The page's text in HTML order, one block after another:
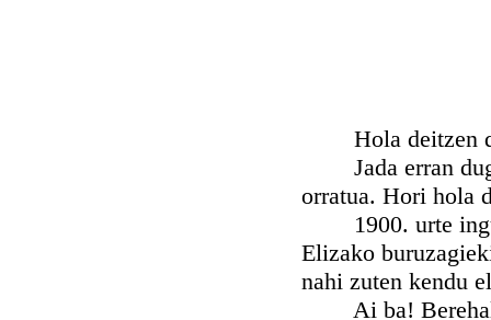
Hola deitzen
Jada erran dugu
orratua. Hori hola
1900. urte
Elizako
nahi zuten kendu
Ai ba! Berehala,